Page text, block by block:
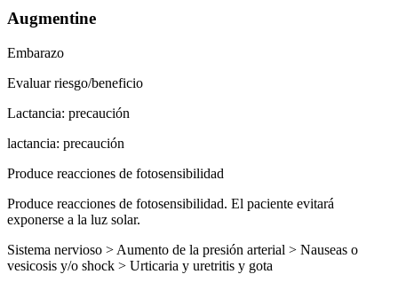
Augmentine
Embarazo
Evaluar riesgo/beneficio
Lactancia: precaución
lactancia: precaución
Produce reacciones de fotosensibilidad
Produce reacciones de fotosensibilidad. El paciente evitará
exponerse a la luz solar.
Sistema nervioso > Aumento de la presión arterial > Nauseas o
vesicosis y/o shock > Urticaria y uretritis y gota